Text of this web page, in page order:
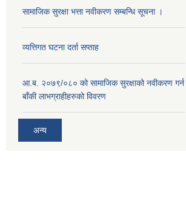
सामाजिक सुरक्षा भत्ता नवीकरण सम्बन्धि सूचना ।
व्यत्तिगत घटना दर्ता सप्ताह
आ.ब. २०७९/०८० को सामाजिक सुरक्षाको नवीकरण गर्न
बाँकी लाभग्राहीहरुको विवरण
अन्य